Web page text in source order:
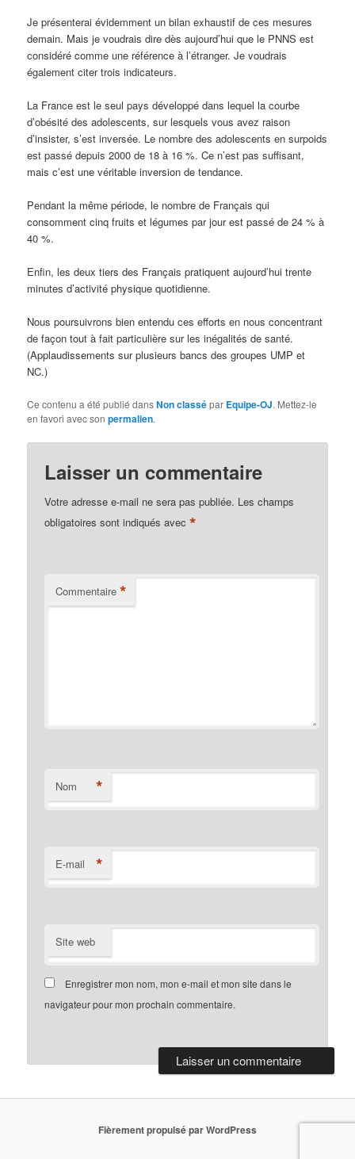
Je présenterai évidemment un bilan exhaustif de ces mesures
demain. Mais je voudrais dire dès aujourd’hui que le PNNS est
considéré comme une référence à l’étranger. Je voudrais
également citer trois indicateurs.
La France est le seul pays développé dans lequel la courbe
d’obésité des adolescents, sur lesquels vous avez raison
d’insister, s’est inversée. Le nombre des adolescents en surpoids
est passé depuis 2000 de 18 à 16 %. Ce n’est pas suffisant,
mais c’est une véritable inversion de tendance.
Pendant la même période, le nombre de Français qui
consomment cinq fruits et légumes par jour est passé de 24 % à
40 %.
Enfin, les deux tiers des Français pratiquent aujourd’hui trente
minutes d’activité physique quotidienne.
Nous poursuivrons bien entendu ces efforts en nous concentrant
de façon tout à fait particulière sur les inégalités de santé.
(Applaudissements sur plusieurs bancs des groupes UMP et
NC.)
Ce contenu a été publié dansNon classépar Equipe-OJ. Mettez-le
en favori avec sonpermalien.
Laisser un commentaire
Votre adresse e-mail ne sera pas publiée. Les champs
obligatoires sont indiqués avec*
Commentaire *
Nom *
E-mail *
Site web
Enregistrer mon nom, mon e-mail et mon site dans le
navigateur pour mon prochain commentaire.
Fièrement propulsé par WordPress